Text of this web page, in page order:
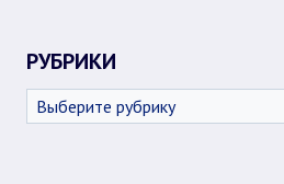
РУБРИКИ
Рубрики